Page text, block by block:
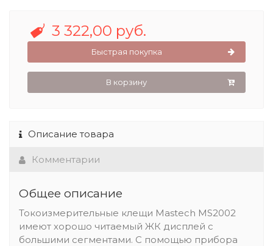
3 322,00 руб.
Быстрая покупка
В корзину
Описание товара
Комментарии
Общее описание
Токоизмерительные клещи Mastech MS2002
имеют хорошо читаемый ЖК дисплей с
большими сегментами. С помощью прибора